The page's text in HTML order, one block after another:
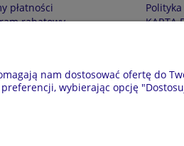
płatności
rabatowy
KARTA
| E-mail: krainapizam@gmail.com |
nam dostosować ofertę do
wybierając opcję